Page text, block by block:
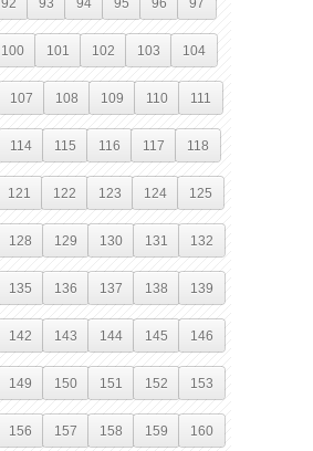
92 93 94 95 96 97
100 101 102 103 104
107 108 109 110 111
114 115 116 117 118
121 122 123 124 125
128 129 130 131 132
135 136 137 138 139
142 143 144 145 146
149 150 151 152 153
156 157 158 159 160